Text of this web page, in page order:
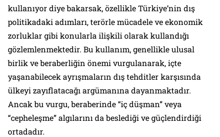
kullanıyor diye bakarsak, özellikle Türkiye’nin dış
politikadaki adımları, terörle mücadele ve ekonomik
zorluklar gibi konularla ilişkili olarak kullandığı
gözlemlenmektedir. Bu kullanım, genellikle ulusal
birlik ve beraberliğin önemi vurgulanarak, içte
yaşanabilecek ayrışmaların dış tehditler karşısında
ülkeyi zayıflatacağı argümanına dayanmaktadır.
Ancak bu vurgu, beraberinde “iç düşman” veya
“cepheleşme” algılarını da beslediği ve güçlendirdiği
ortadadır.